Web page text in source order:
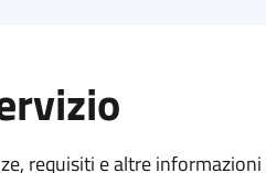
requisiti e altre